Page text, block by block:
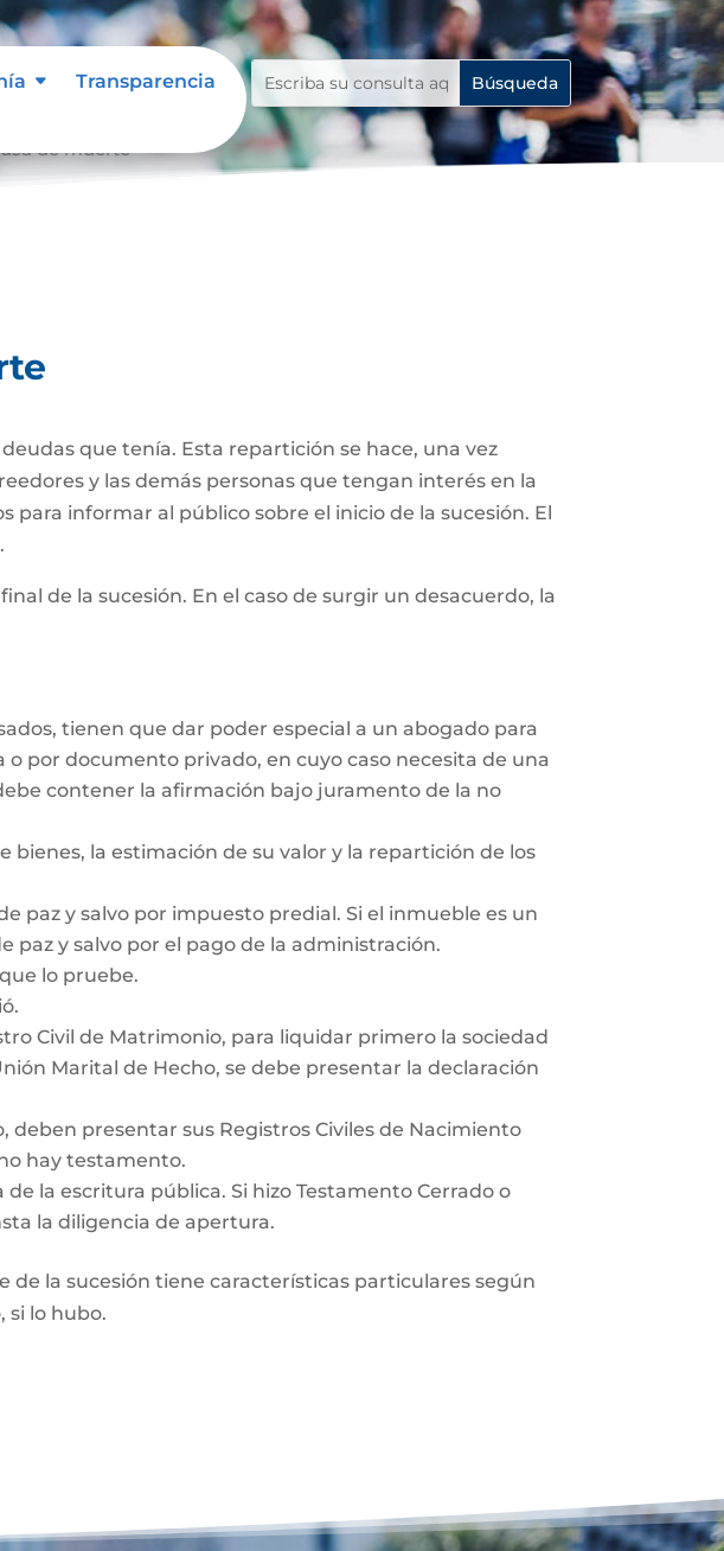
Transparencia
que tenía. Esta repartición se hace, una vez
y las demás personas que tengan interés en la
informar al público sobre el inicio de la sucesión. El
de la sucesión. En el caso de surgir un desacuerdo, la
tienen que dar poder especial a un abogado para
por documento privado, en cuyo caso necesita de una
contener la afirmación bajo juramento de la no
la estimación de su valor y la repartición de los
paz y salvo por impuesto predial. Si el inmueble es un
y salvo por el pago de la administración.
lo pruebe.
Civil de Matrimonio, para liquidar primero la sociedad
Marital de Hecho, se debe presentar la declaración
presentar sus Registros Civiles de Nacimiento
hay testamento.
la escritura pública. Si hizo Testamento Cerrado o
la diligencia de apertura.
de la sucesión tiene características particulares según
si lo hubo.